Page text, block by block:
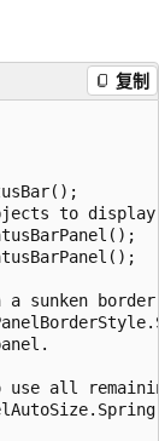
复制
to
a sunken
all